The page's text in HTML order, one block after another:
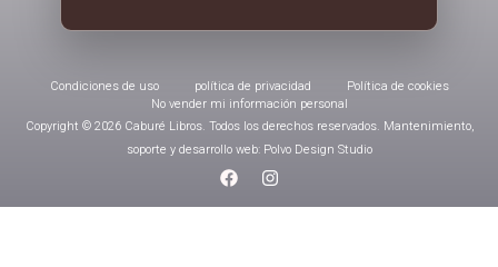
Condiciones de uso política de privacidad
Política de cookies
No vender mi información personal
Copyright © 2026 Caburé Libros. Todos los derechos reservados. Mantenimiento,
soporte y desarrollo web: Polvo Design Studio